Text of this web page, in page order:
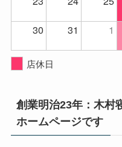
30
31 1
店休日
創業明治23年：木村
ホームページです